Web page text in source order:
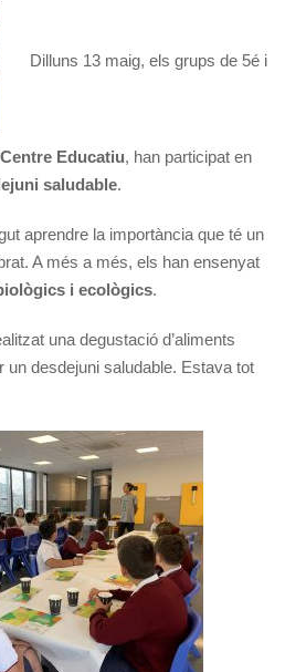
Dilluns 13 maig, els grups de 5é i
Educatiu, han participat en
saludable.
aprendre la importància que té un
A més a més, els han ensenyat
i ecològics.
una degustació d’aliments
un desdejuni saludable. Estava tot